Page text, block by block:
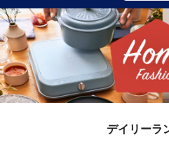
デイリーラ